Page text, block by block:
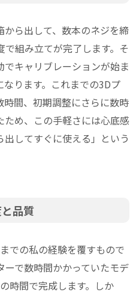
ら出して、数本のネジを締
組み立てが完了します。そ
キャリブレーションが始ま
ります。これまでの3Dプ
時間、初期調整にさらに数時
め、この手軽さには心底感
してすぐに使える」という
品質
での私の経験を覆すもので
ーで数時間かかっていたモデ
時間で完成します。しか